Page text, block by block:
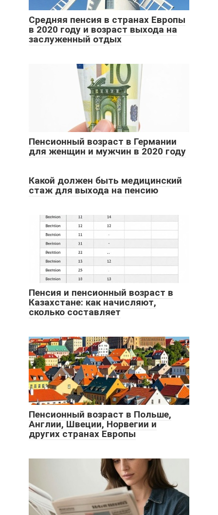
Средняя пенсия в странах Европы
в 2020 году и возраст выхода на
заслуженный отдых
Пенсионный возраст в Германии
для женщин и мужчин в 2020 году
Какой должен быть медицинский
стаж для выхода на пенсию
Пенсия и пенсионный возраст в
Казахстане: как начисляют,
сколько составляет
Пенсионный возраст в Польше,
Англии, Швеции, Норвегии и
других странах Европы